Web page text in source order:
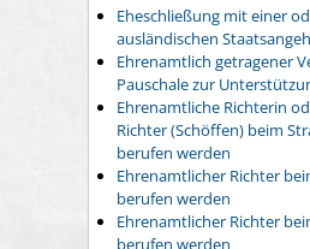
Eheschließung mit einer
ausländischen
Ehrenamtlich getragener
Pauschale zur
Ehrenamtliche Richterin
Richter (Schöffen) beim
berufen werden
Ehrenamtlicher Richter
berufen werden
Ehrenamtlicher Richter
berufen werden